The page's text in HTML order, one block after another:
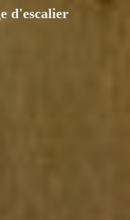
d'escalier